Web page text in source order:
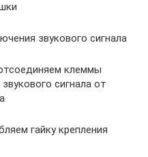
звукового сигнала
клеммы
сигнала от
гайку крепления